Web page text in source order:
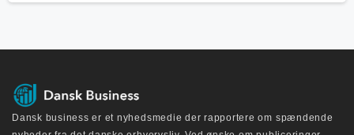
Dansk business er et nyhedsmedie der rapportere om spændende